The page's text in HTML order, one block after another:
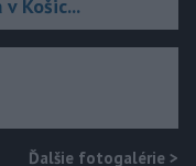
Košic...
Ďalšie fotogalérie >